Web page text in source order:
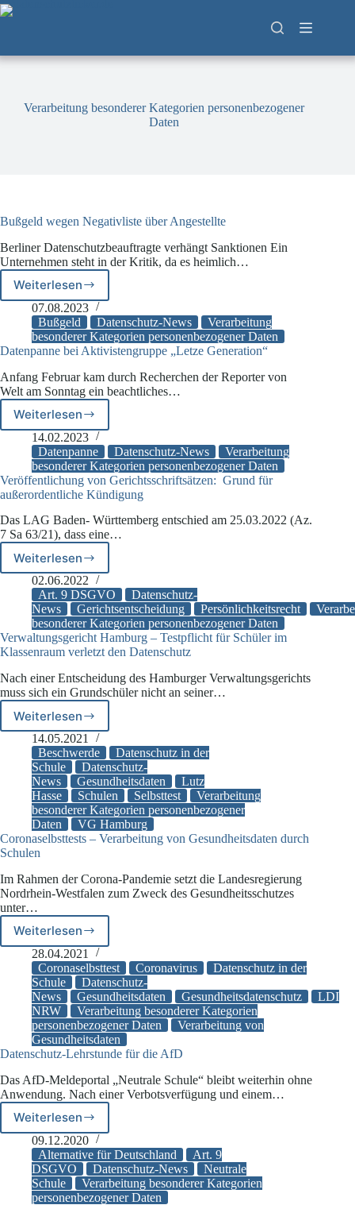
Zum
Inhalt
Verarbeitung besonderer Kategorien personenbezogener
Daten
Bußgeld wegen Negativliste über Angestellte
Berliner Datenschutzbeauftragte verhängt Sanktionen Ein
Unternehmen steht in der Kritik, da es heimlich…
Weiterlesen
Bußgeld
wegen
Negativliste
über
Angestellte
07.08.2023
Bußgeld
Datenschutz-News
Verarbeitung
besonderer Kategorien personenbezogener Daten
Datenpanne bei Aktivistengruppe „Letze Generation“
Anfang Februar kam durch Recherchen der Reporter von
Welt am Sonntag ein beachtliches…
WeiterlesenDatenpanne
bei
Aktivistengruppe
„Letze
Generation“
14.02.2023
Datenpanne
Datenschutz-News
Verarbeitung
besonderer Kategorien personenbezogener Daten
Veröffentlichung von Gerichtsschriftsätzen: Grund für
außerordentliche Kündigung
Das LAG Baden- Württemberg entschied am 25.03.2022 (Az.
7 Sa 63/21), dass eine…
WeiterlesenVeröffentlichung
von
Gerichtsschriftsätzen:
Grund
für
außerordentliche
Kündigung
02.06.2022
Art. 9 DSGVO
Datenschutz-
News
Gerichtsentscheidung Persönlichkeitsrecht
besonderer Kategorien personenbezogener Daten
Verwaltungsgericht Hamburg – Testpflicht für Schüler im
Klassenraum verletzt den Datenschutz
Nach einer Entscheidung des Hamburger Verwaltungsgerichts
muss sich ein Grundschüler nicht an seiner…
WeiterlesenVerwaltungsgericht
Hamburg
–
Testpflicht
für
Schüler
im
Klassenraum
verletzt
Datenschutz
14.05.2021
Beschwerde
Datenschutz in der
Schule
Datenschutz-
News
Gesundheitsdaten
Lutz
Hasse
Schulen Selbsttest
Verarbeitung
besonderer Kategorien personenbezogener
Daten
VG Hamburg
Coronaselbsttests – Verarbeitung von Gesundheitsdaten durch
Schulen
Im Rahmen der Corona-Pandemie setzt die Landesregierung
Nordrhein-Westfalen zum Zweck des Gesundheitsschutzes
unter…
WeiterlesenCoronaselbsttests
–
Verarbeitung
von
Gesundheitsdaten
durch
Schulen
28.04.2021
Coronaselbsttest
Coronavirus
Datenschutz in der
Schule
Datenschutz-
News
Gesundheitsdaten Gesundheitsdatenschutz
LDI
NRW
Verarbeitung besonderer Kategorien
personenbezogener Daten
Verarbeitung von
Gesundheitsdaten
Datenschutz-Lehrstunde für die AfD
Das AfD-Meldeportal „Neutrale Schule“ bleibt weiterhin ohne
Anwendung. Nach einer Verbotsverfügung und einem…
WeiterlesenDatenschutz-
Lehrstunde
für
die
AfD
09.12.2020
Alternative für Deutschland
Art. 9
DSGVO
Datenschutz-News
Neutrale
Schule
Verarbeitung besonderer Kategorien
personenbezogener Daten